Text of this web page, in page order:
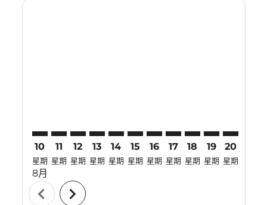
10
星期
8月
11
星期
12
星期
13
星期
14
星期
15
星期
16
星期
17
星期
18
星期
19
星期
20
星期
chevron_left chevron_right